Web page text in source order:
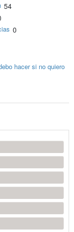
54
0
hacer si no quiero